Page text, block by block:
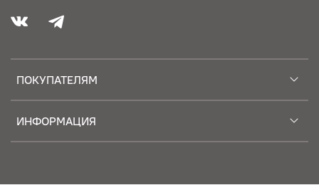
ПОКУПАТЕЛЯМ
ИНФОРМАЦИЯ